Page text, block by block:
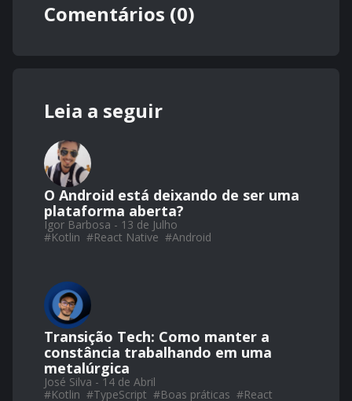
Comentários (0)
Leia a seguir
O Android está deixando de ser uma
plataforma aberta?
Igor Barbosa - 13 de Julho
#Kotlin #React Native #Android
Transição Tech: Como manter a
constância trabalhando em uma
metalúrgica
José Silva - 14 de Abril
#Kotlin #TypeScript #Boas práticas #React